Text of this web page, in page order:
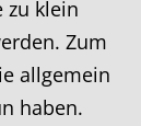
zu klein
Zum
allgemein
haben.